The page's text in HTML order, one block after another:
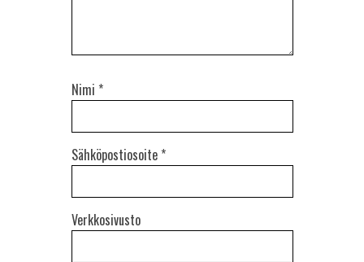
Nimi *
Sähköpostiosoite *
Verkkosivusto